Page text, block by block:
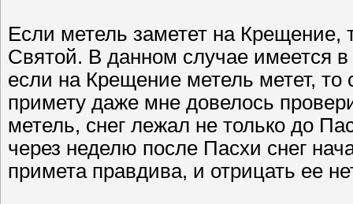
Если метель заметет на Крещение,
Святой. В данном случае имеется
если на Крещение метель метет, то
примету даже мне довелось
метель, снег лежал не только до
через неделю после Пасхи снег
примета правдива, и отрицать ее